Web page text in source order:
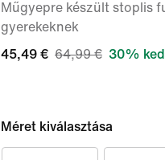
Műgyepre készült stoplis
gyerekeknek
45,49 € 64,99 € 30%
Méret kiválasztása